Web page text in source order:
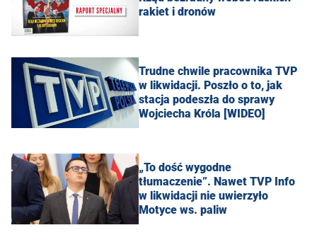
rakiet i dronów
Trudne chwile pracownika TVP
w likwidacji. Poszło o to, jak
stacja podeszła do sprawy
Wojciecha Króla [WIDEO]
„To dość wygodne
tłumaczenie”. Nawet TVP Info
w likwidacji nie uwierzyło
Motyce ws. paliw